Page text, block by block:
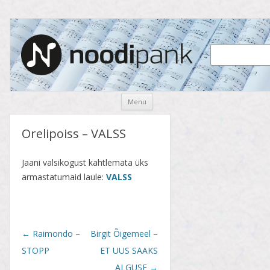
Noodipank
noodipank.ee
Menu Skip
content
Orelipoiss – VALSS
Jaani valsikogust kahtlemata üks
armastatumaid laule: VALSS
Post
navigation
← Raimondo –
STOPP
Birgit Õigemeel –
ET UUS SAAKS
ALGUSE →